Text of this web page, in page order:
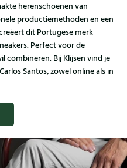
herenschoenen van
productiemethoden en een
dit Portugese merk
Perfect voor de
combineren. Bij Klijsen vind je
Santos, zowel online als in